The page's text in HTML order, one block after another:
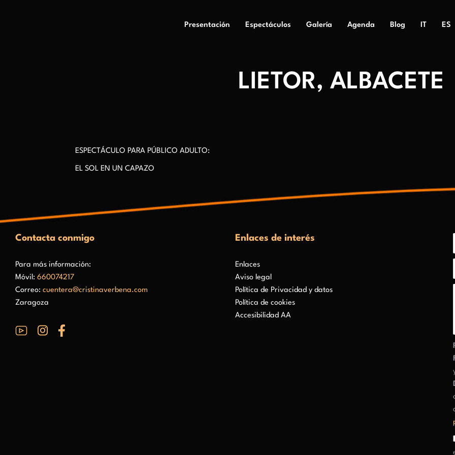
Presentación Espectáculos Galería Agenda Blog IT ES
LIETOR, ALBACETE
ESPECTÁCULO PARA PÚBLICO ADULTO:
EL SOL EN UN CAPAZO
Contacta conmigo
Para más información:
Móvil: 660074217
Correo: cuentera@cristinaverbena.com
Zaragoza
Enlaces de interés
Enlaces
Aviso legal
Política de Privacidad y datos
Política de cookies
Accesibilidad AA